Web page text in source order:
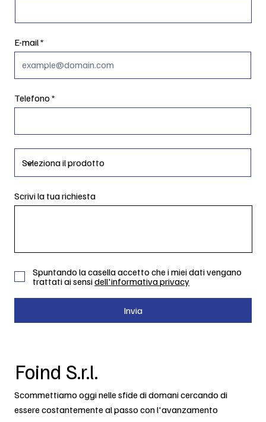
E-mail
Telefono
Scrivi la tua richiesta
Spuntando la casella accetto che i miei dati vengano
trattati ai sensidell'informativa privacy
Invia
Foind S.r.l.
Scommettiamo oggi nelle sfide di domani cercando di
essere costantemente al passo con l'avanzamento